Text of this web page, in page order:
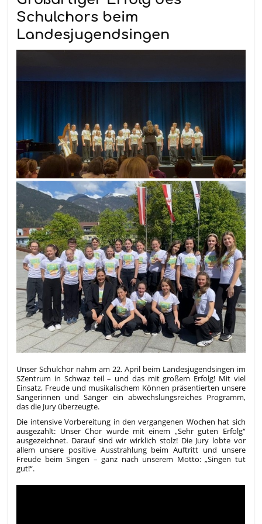
Schulchors beim
Landesjugendsingen
Unser Schulchor nahm am 22. April beim Landesjugendsingen im
SZentrum in Schwaz teil – und das mit großem Erfolg! Mit viel
Einsatz, Freude und musikalischem Können präsentierten unsere
Sängerinnen und Sänger ein abwechslungsreiches Programm,
das die Jury überzeugte.
Die intensive Vorbereitung in den vergangenen Wochen hat sich
ausgezahlt: Unser Chor wurde mit einem „Sehr guten Erfolg“
ausgezeichnet. Darauf sind wir wirklich stolz! Die Jury lobte vor
allem unsere positive Ausstrahlung beim Auftritt und unsere
Freude beim Singen – ganz nach unserem Motto: „Singen tut
gut!“.